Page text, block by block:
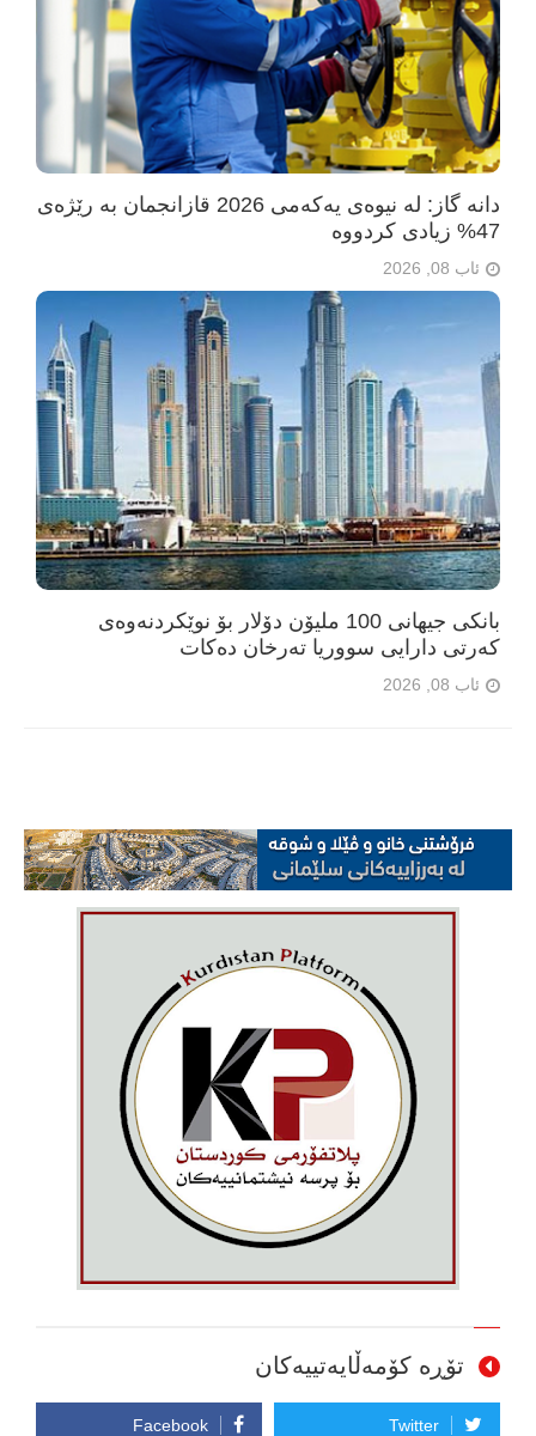
دانە گاز: لە نیوەی یەکەمی 2026 قازانجمان بە رێژەی
47% زیادی کردووە
ئاب 08, 2026
بانکی جیهانی 100 ملیۆن دۆلار بۆ نوێکردنەوەی
کەرتی دارایی سووریا تەرخان دەکات
ئاب 08, 2026
تۆڕە کۆمەڵایەتییەکان